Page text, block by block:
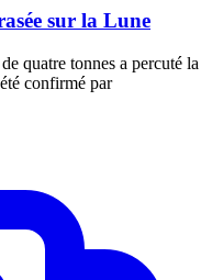
sur la Lune
quatre tonnes a percuté la
confirmé par